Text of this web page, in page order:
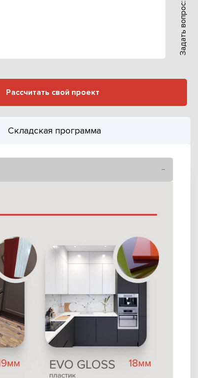
Задать вопрос:
Рассчитать свой проект
Складская программа